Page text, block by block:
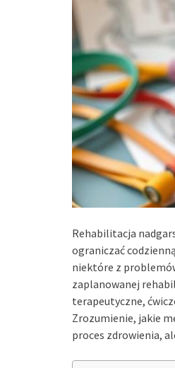
Rehabilitacja
ograniczać
niektóre z
zaplanowanej
terapeutyczne,
Zrozumienie, jakie
proces zdrowienia,